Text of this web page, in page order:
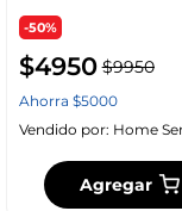
-50%
$4950 $9950
Ahorra $5000
Vendido por: Home
Agregar